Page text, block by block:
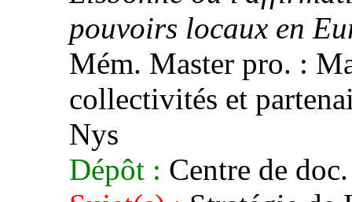
pouvoirs locaux en
Mém. Master pro. :
collectivités et
Nys
Dépôt : Centre de doc.